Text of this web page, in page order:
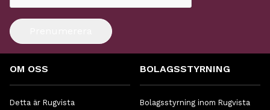
OM OSS
Detta är Rugvista
BOLAGSSTYRNING
Bolagsstyrning inom Rugvista